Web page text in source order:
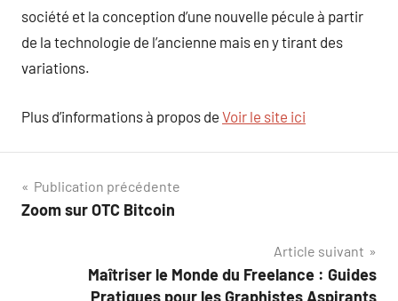
société et la conception d’une nouvelle pécule à partir
de la technologie de l’ancienne mais en y tirant des
variations.
Plus d’informations à propos de Voir le site ici
Navigation
de
Publication précédente
Zoom sur OTC Bitcoin
Article suivant
Maîtriser le Monde du Freelance : Guides
Pratiques pour les Graphistes Aspirants